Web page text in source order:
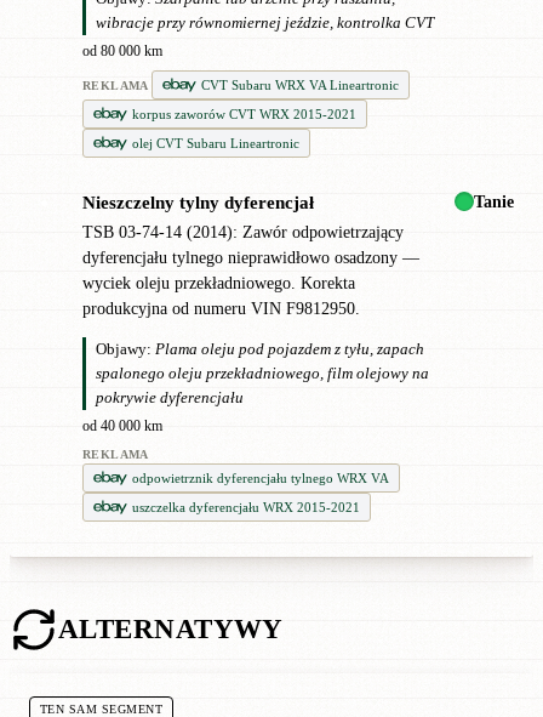
wibracje przy równomiernej jeździe, kontrolka CVT
od 80 000 km
REKLAMA
CVT Subaru WRX VA Lineartronic
korpus zaworów CVT WRX 2015-2021
olej CVT Subaru Lineartronic
Nieszczelny tylny dyferencjał
TSB 03-74-14 (2014): Zawór odpowietrzający
dyferencjału tylnego nieprawidłowo osadzony —
wyciek oleju przekładniowego. Korekta
produkcyjna od numeru VIN F9812950.
Objawy: Plama oleju pod pojazdem z tyłu, zapach
spalonego oleju przekładniowego, film olejowy na
pokrywie dyferencjału
od 40 000 km
REKLAMA
odpowietrznik dyferencjału tylnego WRX VA
uszczelka dyferencjału WRX 2015-2021
Tanie
ALTERNATYWY
TEN SAM SEGMENT